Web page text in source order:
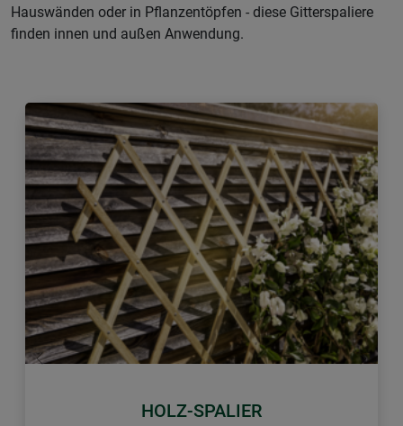
Hauswänden oder in Pflanzentöpfen - diese Gitterspaliere
finden innen und außen Anwendung.
HOLZ-SPALIER
Zurück Weiter